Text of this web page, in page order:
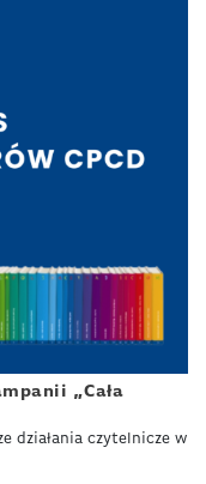
„Cała
działania czytelnicze w